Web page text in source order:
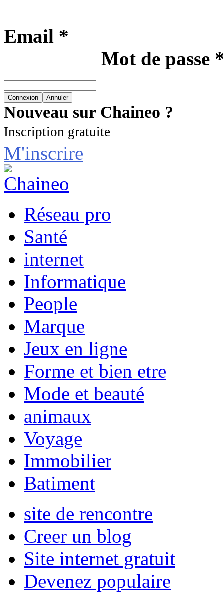
Email *
Mot de passe
Nouveau sur Chaineo ?
Inscription gratuite
M'inscrire
Réseau pro
Santé
internet
Informatique
People
Marque
Jeux en ligne
Forme et bien etre
Mode et beauté
animaux
Voyage
Immobilier
Batiment
site de rencontre
Creer un blog
Site internet gratuit
Devenez populaire